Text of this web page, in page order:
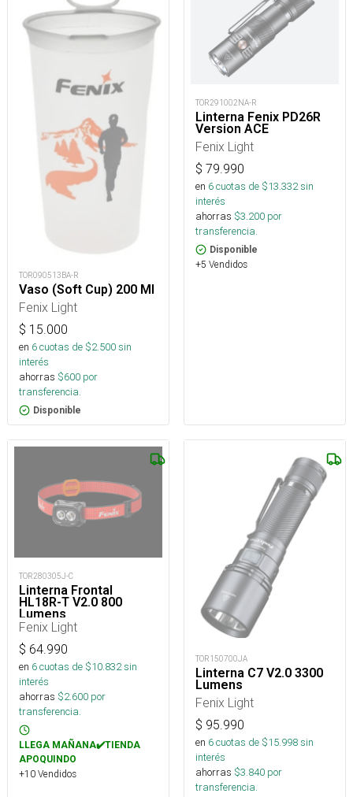
TOR090513BA-R
Vaso (Soft Cup) 200 Ml
Fenix Light
$ 15.000
en 6cuotas de $2.500sin
interés
ahorras $600 por
transferencia.
Disponible
TOR291002NA-R
Linterna Fenix PD26R
Version ACE
Fenix Light
$ 79.990
en 6cuotas de $13.332sin
interés
ahorras $3.200 por
transferencia.
Disponible
+5 Vendidos
TOR280305J-C
Linterna Frontal
HL18R-T V2.0 800
Lumens
Fenix Light
$ 64.990
en 6cuotas de $10.832sin
interés
ahorras $2.600 por
transferencia.
LLEGA MAÑANA✔️TIENDA
APOQUINDO
+10 Vendidos
TOR150700JA
Linterna C7 V2.0 3300
Lumens
Fenix Light
$ 95.990
en 6cuotas de $15.998sin
interés
ahorras $3.840 por
transferencia.